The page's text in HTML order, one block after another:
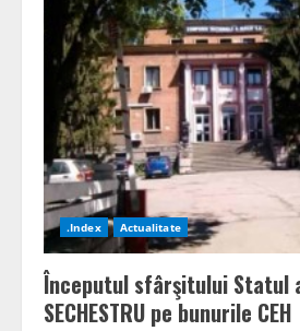
pentru
12
familii
din
blocul
morţii
de
la
Uricani
.Index Actualitate
Începutul sfârşitului Statul
SECHESTRU pe bunurile CEH